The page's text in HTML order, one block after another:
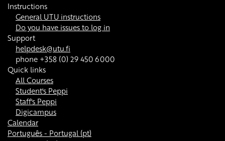
Instructions
General UTU instructions
Do you have issues to log in
Support
helpdesk@utu.fi
phone +358 (0) 29 450 6000
Quick links
All Courses
Student's Peppi
Staff's Peppi
Digicampus
Calendar
Português - Portugal ‎(pt)‎